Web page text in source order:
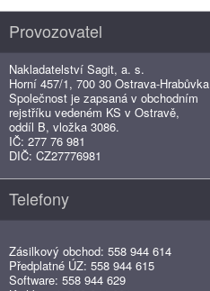
Provozovatel
Nakladatelství Sagit, a. s.
Horní 457/1, 700 30 Ostrava-Hrabůvka
Společnost je zapsaná v obchodním
rejstříku vedeném KS v Ostravě,
oddíl B, vložka 3086.
IČ: 277 76 981
DIČ: CZ27776981
Telefony
Zásilkový obchod: 558 944 614
Předplatné ÚZ: 558 944 615
Software: 558 944 629